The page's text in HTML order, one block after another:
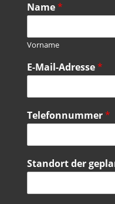
Name*
Vorname
E-Mail-Adresse*
Telefonnummer*
Standort der